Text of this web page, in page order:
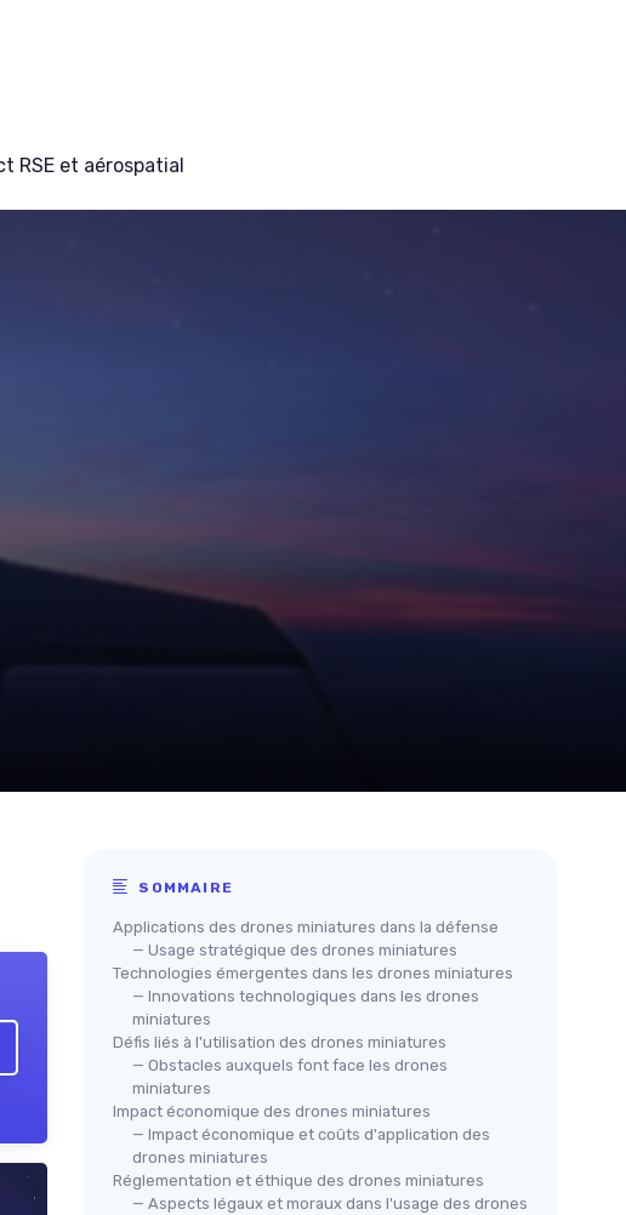
RSE et aérospatial
SOMMAIRE
Applications des drones miniatures dans la défense
— Usage stratégique des drones miniatures
Technologies émergentes dans les drones miniatures
— Innovations technologiques dans les drones
miniatures
Défis liés à l'utilisation des drones miniatures
— Obstacles auxquels font face les drones
miniatures
Impact économique des drones miniatures
— Impact économique et coûts d'application des
drones miniatures
Réglementation et éthique des drones miniatures
— Aspects légaux et moraux dans l'usage des drones